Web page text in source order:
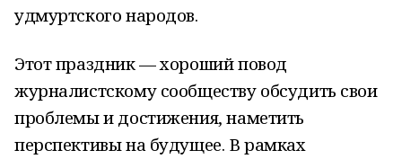
удмуртского народов.
Этот праздник — хороший повод
журналистскому сообществу обсудить свои
проблемы и достижения, наметить
перспективы на будущее. В рамках